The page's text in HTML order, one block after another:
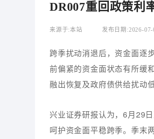
DR007重回政策利
来源于:本站 发布日期:2026-07-
跨季扰动消退后，资金面逐
前偏紧的资金面状态有所缓
融出恢复及政府债供给扰动
兴业证券研报认为，6月29
呵护资金面平稳跨季。季末